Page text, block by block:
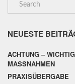
NEUESTE
ACHTUNG –
MASSNAHMEN
PRAXISÜBERGABE